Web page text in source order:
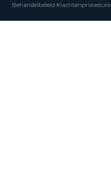
Behandelbeleid·Klachtenprocedure